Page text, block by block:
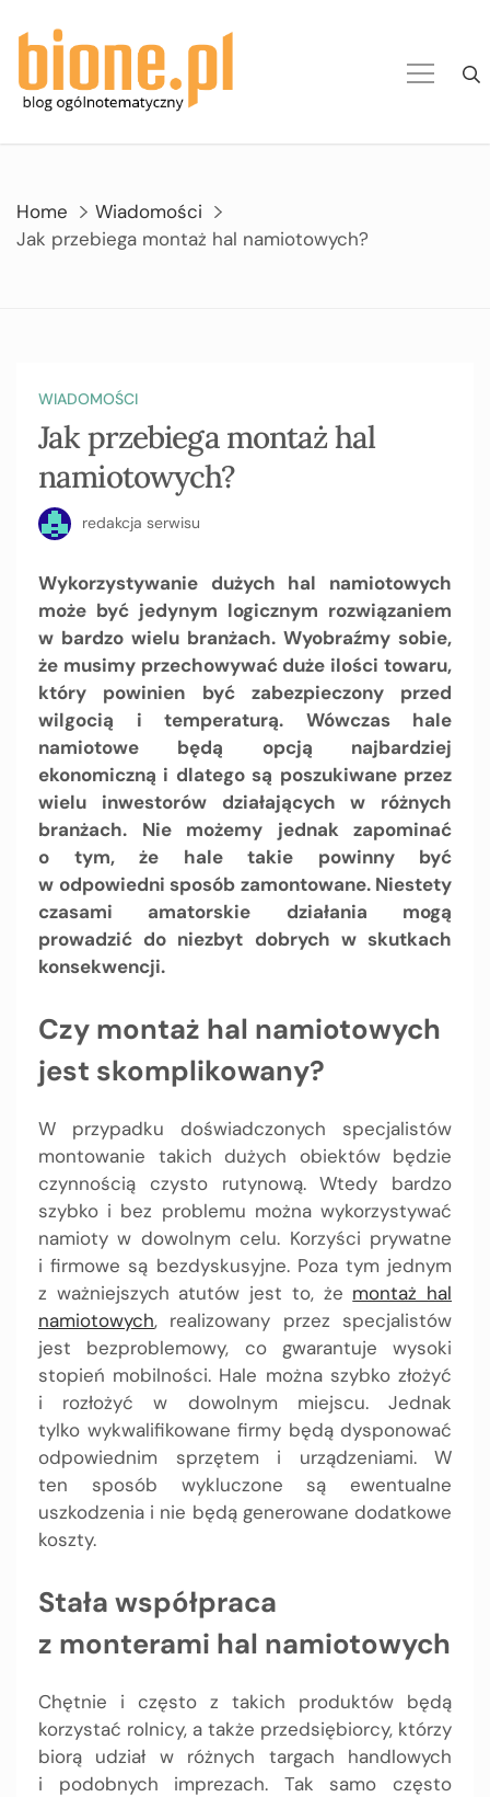
Home
Wiadomości
Jak przebiega montaż hal namiotowych?
WIADOMOŚCI
Jak przebiega montaż hal
namiotowych?
redakcja serwisu
Wykorzystywanie dużych hal namiotowych
może być jedynym logicznym rozwiązaniem
w bardzo wielu branżach. Wyobraźmy sobie,
że musimy przechowywać duże ilości towaru,
który powinien być zabezpieczony przed
wilgocią i temperaturą. Wówczas hale
namiotowe będą opcją najbardziej
ekonomiczną i dlatego są poszukiwane przez
wielu inwestorów działających w różnych
branżach. Nie możemy jednak zapominać
o tym, że hale takie powinny być
w odpowiedni sposób zamontowane. Niestety
czasami amatorskie działania mogą
prowadzić do niezbyt dobrych w skutkach
konsekwencji.
Czy montaż hal namiotowych
jest skomplikowany?
W przypadku doświadczonych specjalistów
montowanie takich dużych obiektów będzie
czynnością czysto rutynową. Wtedy bardzo
szybko i bez problemu można wykorzystywać
namioty w dowolnym celu. Korzyści prywatne
i firmowe są bezdyskusyjne. Poza tym jednym
z ważniejszych atutów jest to, że montaż hal
namiotowych, realizowany przez specjalistów
jest bezproblemowy, co gwarantuje wysoki
stopień mobilności. Hale można szybko złożyć
i rozłożyć w dowolnym miejscu. Jednak
tylko wykwalifikowane firmy będą dysponować
odpowiednim sprzętem i urządzeniami. W
ten sposób wykluczone są ewentualne
uszkodzenia i nie będą generowane dodatkowe
koszty.
Stała współpraca
z monterami hal namiotowych
Chętnie i często z takich produktów będą
korzystać rolnicy, a także przedsiębiorcy, którzy
biorą udział w różnych targach handlowych
i podobnych imprezach. Tak samo często